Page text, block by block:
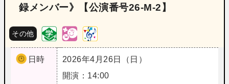
録メンバー》【公演番号26‐M‐2】
その他
日時
2026年4月26日（日）
開演：14:00